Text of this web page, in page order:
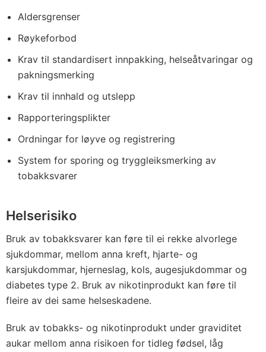
Aldersgrenser
Røykeforbod
Krav til standardisert innpakking, helseåtvaringar og
pakningsmerking
Krav til innhald og utslepp
Rapporteringsplikter
Ordningar for løyve og registrering
System for sporing og tryggleiksmerking av
tobakksvarer
Helserisiko
Bruk av tobakksvarer kan føre til ei rekke alvorlege
sjukdommar, mellom anna kreft, hjarte- og
karsjukdommar, hjerneslag, kols, augesjukdommar og
diabetes type 2. Bruk av nikotinprodukt kan føre til
fleire av dei same helseskadene.
Bruk av tobakks- og nikotinprodukt under graviditet
aukar mellom anna risikoen for tidleg fødsel, låg